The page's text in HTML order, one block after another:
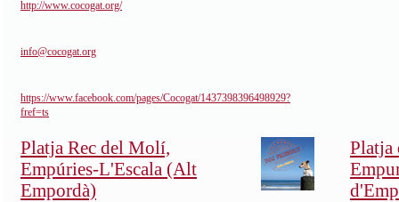
http://www.cocogat.org/
info@cocogat.org
https://www.facebook.com/pages/Cocogat/1437398396498929?
fref=ts
Platja Rec del Molí,
Empúries-L'Escala (Alt
Empordà)
Platja